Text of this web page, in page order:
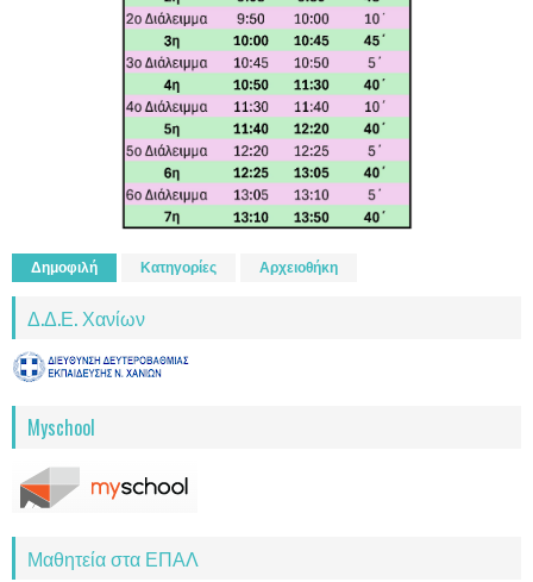
Δημοφιλή Κατηγορίες Αρχειοθήκη
Δ.Δ.Ε. Χανίων
Myschool
Μαθητεία στα ΕΠΑΛ